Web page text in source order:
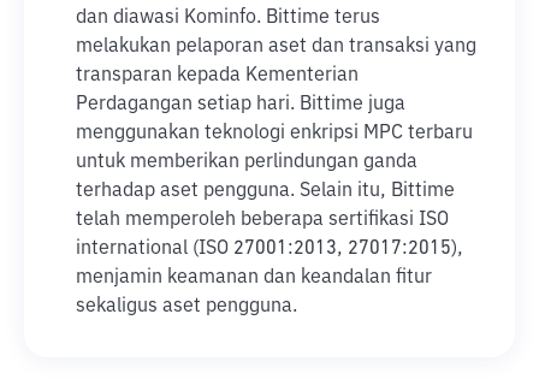
dan diawasi Kominfo. Bittime terus
melakukan pelaporan aset dan transaksi yang
transparan kepada Kementerian
Perdagangan setiap hari. Bittime juga
menggunakan teknologi enkripsi MPC terbaru
untuk memberikan perlindungan ganda
terhadap aset pengguna. Selain itu, Bittime
telah memperoleh beberapa sertifikasi ISO
international (ISO 27001:2013, 27017:2015),
menjamin keamanan dan keandalan fitur
sekaligus aset pengguna.